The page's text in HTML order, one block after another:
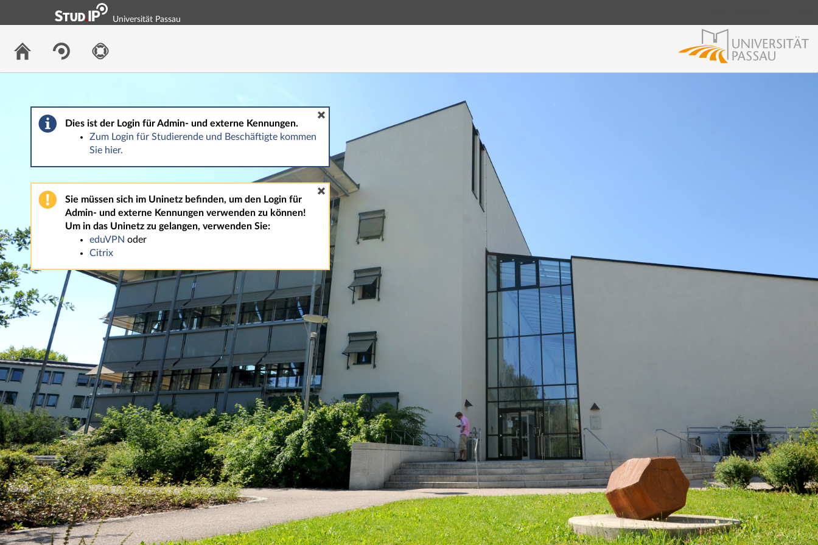
Hauptnavigation
Universität Passau
Dies ist der Login für Admin- und externe Kennungen.
Zum Login für Studierende und Beschäftigte kommen
Sie hier.
Sie müssen sich im Uninetz befinden, um den Login für
Admin- und externe Kennungen verwenden zu können!
Um in das Uninetz zu gelangen, verwenden Sie:
eduVPN oder
Citrix